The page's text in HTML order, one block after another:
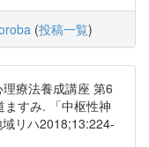
(投稿一覧)
療法養成講座 第6
ますみ. 「中枢性神
リハ2018;13:224-